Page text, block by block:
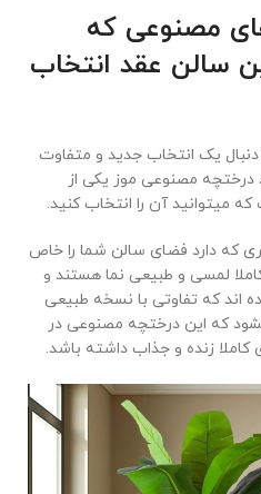
های مصنوعی که
سالن عقد انتخاب
دنبال یک انتخاب جدید و متفاوت
درختچه مصنوعی موز یکی از
میتوانید آن را انتخاب کنید.
که دارد فضای سالن شما را خاص
لمسی و طبیعی نما هستند و
اند که تفاوتی با نسخه طبیعی
که این درختچه مصنوعی در
زنده و جذاب داشته باشد.